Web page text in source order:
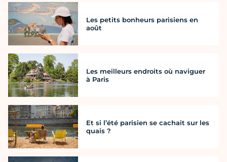
Les petits bonheurs parisiens en
août
Les meilleurs endroits où naviguer
à Paris
Et si l’été parisien se cachait sur les
quais ?